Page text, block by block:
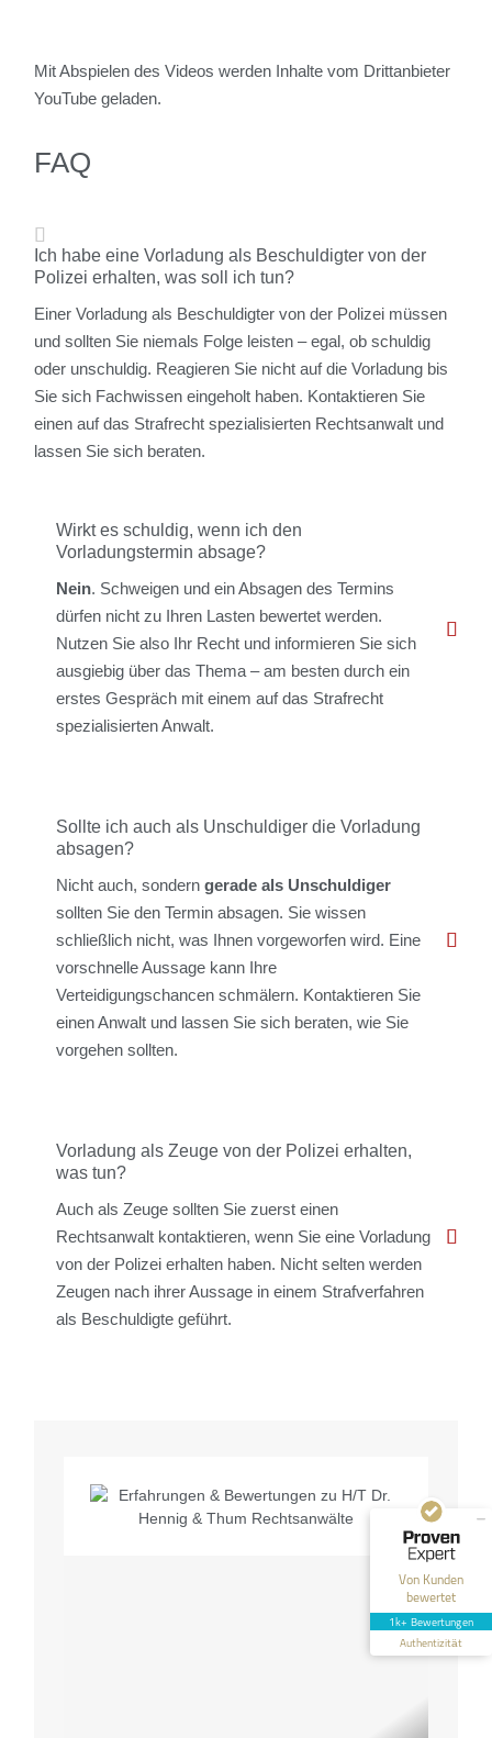
Mit Abspielen des Videos werden Inhalte vom Drittanbieter
YouTube geladen.
FAQ
Ich habe eine Vorladung als Beschuldigter von der
Polizei erhalten, was soll ich tun?
Einer Vorladung als Beschuldigter von der Polizei müssen
und sollten Sie niemals Folge leisten – egal, ob schuldig
oder unschuldig. Reagieren Sie nicht auf die Vorladung bis
Sie sich Fachwissen eingeholt haben. Kontaktieren Sie
einen auf das Strafrecht spezialisierten Rechtsanwalt und
lassen Sie sich beraten.
Wirkt es schuldig, wenn ich den
Vorladungstermin absage?
Nein. Schweigen und ein Absagen des Termins
dürfen nicht zu Ihren Lasten bewertet werden.
Nutzen Sie also Ihr Recht und informieren Sie sich
ausgiebig über das Thema – am besten durch ein
erstes Gespräch mit einem auf das Strafrecht
spezialisierten Anwalt.
Sollte ich auch als Unschuldiger die Vorladung
absagen?
Nicht auch, sonderngerade als Unschuldiger
sollten Sie den Termin absagen. Sie wissen
schließlich nicht, was Ihnen vorgeworfen wird. Eine
vorschnelle Aussage kann Ihre
Verteidigungschancen schmälern. Kontaktieren Sie
einen Anwalt und lassen Sie sich beraten, wie Sie
vorgehen sollten.
Vorladung als Zeuge von der Polizei erhalten,
was tun?
Auch als Zeuge sollten Sie zuerst einen
Rechtsanwalt kontaktieren, wenn Sie eine Vorladung
von der Polizei erhalten haben. Nicht selten werden
Zeugen nach ihrer Aussage in einem Strafverfahren
als Beschuldigte geführt.
Von Kunden
bewertet
1k+ Bewertungen
Authentizität
4,99 / 5,00
40
Bewertungen auf
ProvenExpert.com
Blick aufs ProvenExpert-Profil werfen